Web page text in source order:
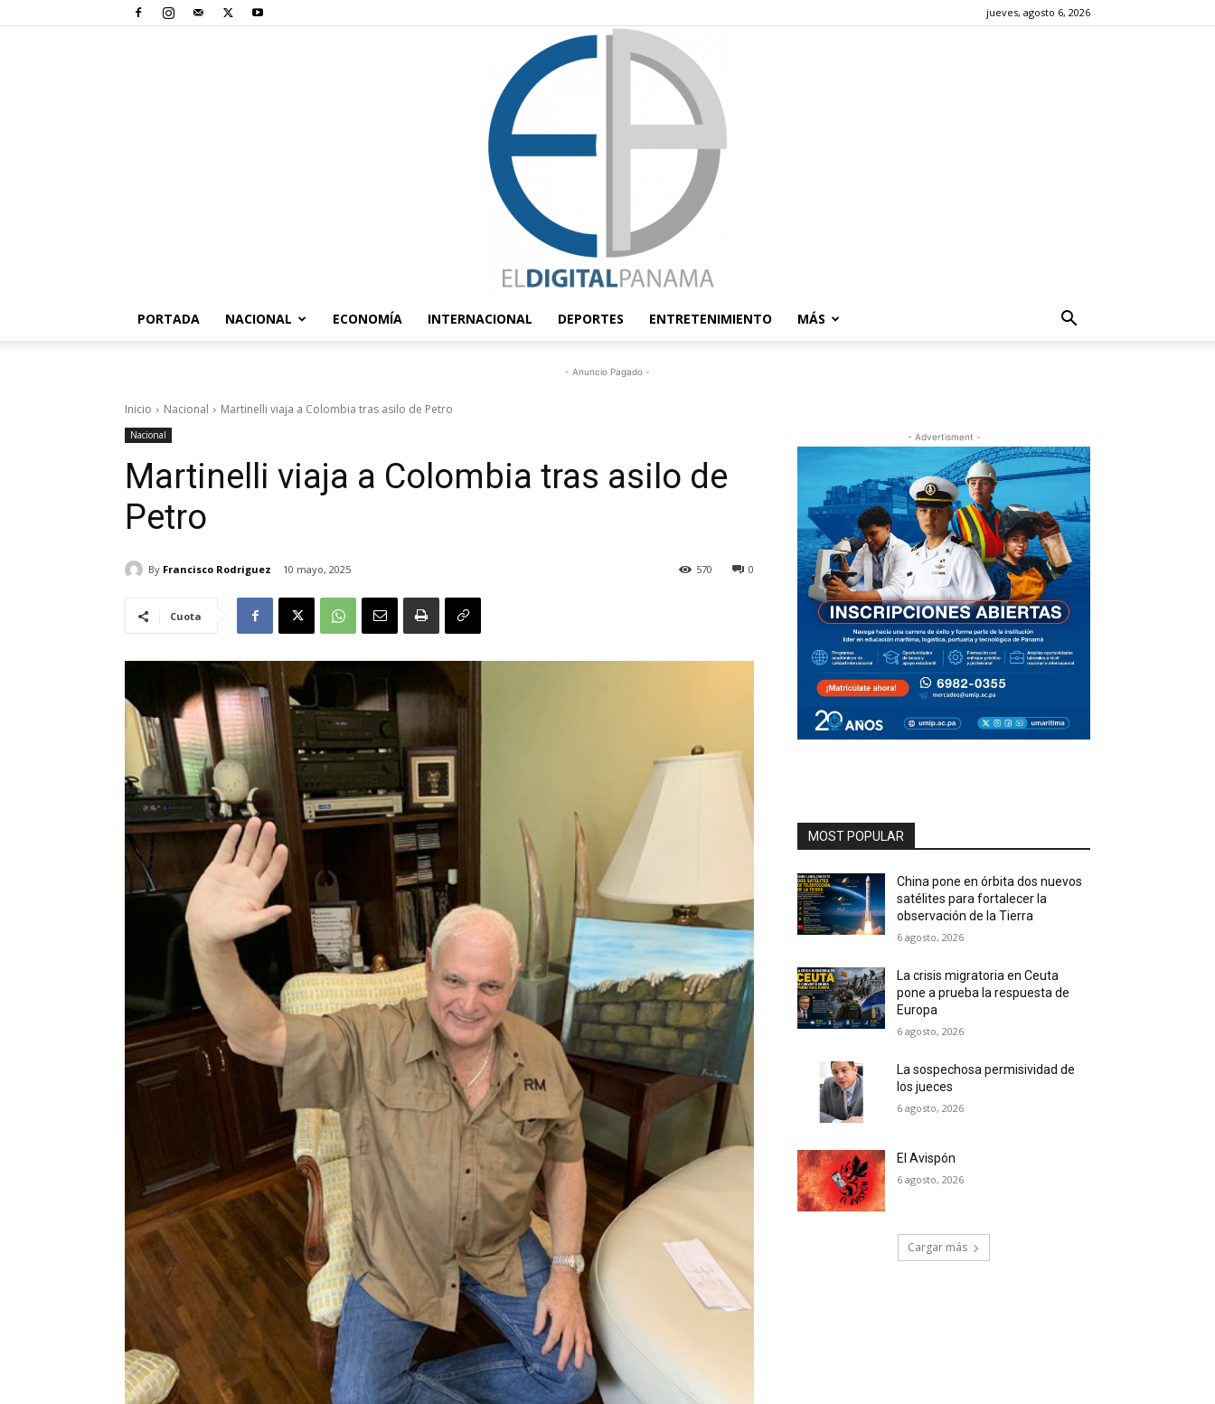
jueves, agosto 6, 2026
Digital
PORTADA NACIONAL ECONOMÍA INTERNACIONAL DEPORTES ENTRETENIMIENTO MÁS
- Anuncio Pagado -
Inicio Nacional Martinelli viaja a Colombia tras asilo de Petro
Nacional
Martinelli viaja a Colombia tras asilo de
Petro
By Francisco Rodriguez 10 mayo, 2025 0
570
Cuota
- Advertisment -
MOST POPULAR
China pone en órbita dos nuevos
satélites para fortalecer la
observación de la Tierra
6 agosto, 2026
La crisis migratoria en Ceuta
pone a prueba la respuesta de
Europa
6 agosto, 2026
La sospechosa permisividad de
los jueces
6 agosto, 2026
El Avispón
6 agosto, 2026
Cargar más